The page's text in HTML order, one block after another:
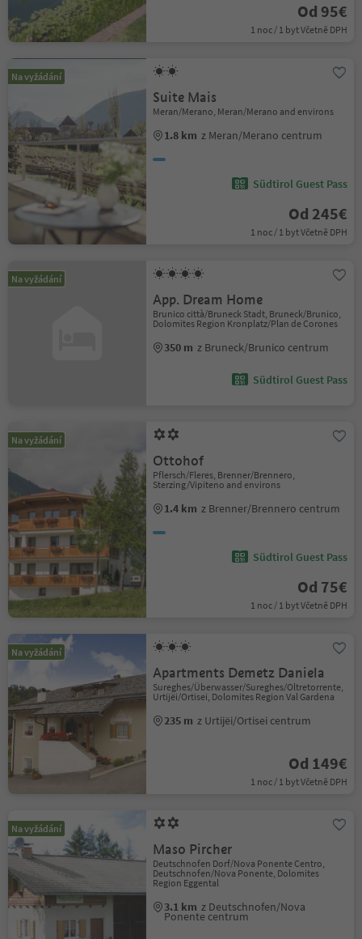
Od 95€
1 noc / 1 byt Včetně DPH
Na vyžádání
Suite Mais
Meran/Merano, Meran/Merano and environs
1.8 km z Meran/Merano centrum
Südtirol Guest Pass
Od 245€
1 noc / 1 byt Včetně DPH
Na vyžádání
App. Dream Home
Brunico città/Bruneck Stadt, Bruneck/Brunico,
Dolomites Region Kronplatz/Plan de Corones
350 m z Bruneck/Brunico centrum
Südtirol Guest Pass
Na vyžádání
Ottohof
Pflersch/Fleres, Brenner/Brennero,
Sterzing/Vipiteno and environs
1.4 km z Brenner/Brennero centrum
Südtirol Guest Pass
Od 75€
1 noc / 1 byt Včetně DPH
Na vyžádání
Apartments Demetz Daniela
Sureghes/Überwasser/Sureghes/Oltretorrente,
Urtijëi/Ortisei, Dolomites Region Val Gardena
235 m z Urtijëi/Ortisei centrum
Od 149€
1 noc / 1 byt Včetně DPH
Na vyžádání
Maso Pircher
Deutschnofen Dorf/Nova Ponente Centro,
Deutschnofen/Nova Ponente, Dolomites
Region Eggental
3.1 km z Deutschnofen/Nova
Ponente centrum